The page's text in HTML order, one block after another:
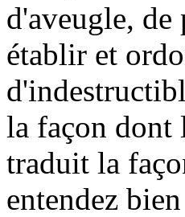
d'aveugle, de
établir et
la façon dont
traduit la
entendez